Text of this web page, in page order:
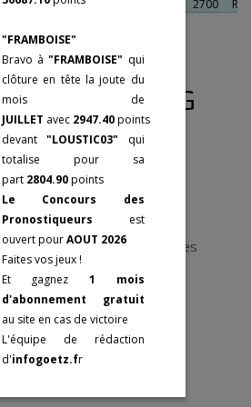
cotations
des
sont le
d'un an
travail sur le
et
appel à
tous les
officiels
privés, elles
»,
+33(0)9-73-
48-48
Fermer
DE PARIS
mars: PRIX DE
II
novembre: PRIX
novembre:PRIX
DU CORTA
novembre:PRIX
BASSIGNY
novembre:
PRIX
LAURENT
novembre:PRIX
ROEDERER
novembre:
novembre:PRIX
Fermer
"FRAMBOISE"
Bravo à"FRAMBOISE" qui
clôture en tête la joute du
mois de
JUILLET avec 2947.40points
devant"LOUSTIC03" qui
totalise
pour sa
part 2804.90points
Le Concours des
Pronostiqueurs est
ouvert pourAOUT 2026
Faites vos jeux !
Et gagnez 1 mois
d'abonnement gratuit
au site en cas de victoire
L'équipe de rédaction
d'infogoetz.fr
F5 2700
de PJG
être abonné et connecté
Pronostics et aux Statistiques
SE CONNECTER